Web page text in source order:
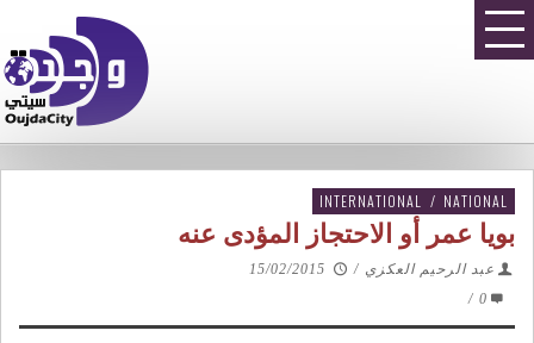
INTERNATIONAL / NATIONAL
بويا عمر أو الاحتجاز المؤدى عنه
عبد الرحيم العكزي /
15/02/2015
0
/